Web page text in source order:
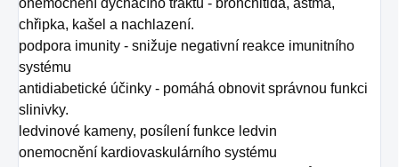
chřipka, kašel a nachlazení.
podpora imunity - snižuje negativní reakce imunitního
systému
antidiabetické účinky - pomáhá obnovit správnou funkci
slinivky.
ledvinové kameny, posílení funkce ledvin
onemocnění kardiovaskulárního systému